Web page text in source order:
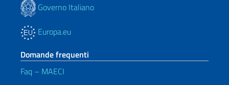
Governo Italiano
Europa.eu
Domande frequenti
Faq – MAECI